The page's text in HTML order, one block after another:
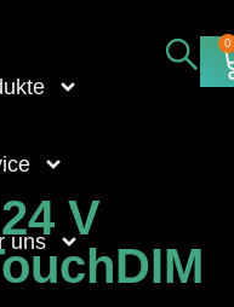
uns
0
V